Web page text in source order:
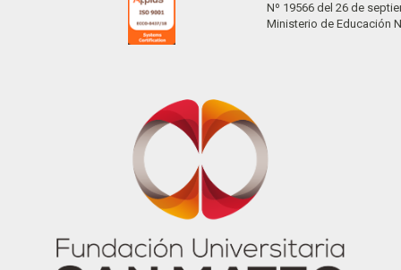
Nº 19566 del 26 de
Ministerio de Educación